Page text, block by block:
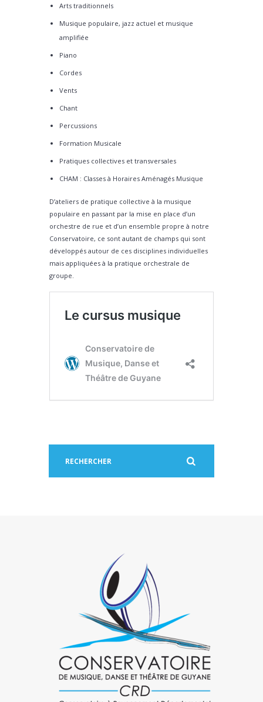
Arts traditionnels
Musique populaire, jazz actuel et musique
amplifiée
Piano
Cordes
Vents
Chant
Percussions
Formation Musicale
Pratiques collectives et transversales
CHAM : Classes à Horaires Aménagés Musique
D’ateliers de pratique collective à la musique
populaire en passant par la mise en place d’un
orchestre de rue et d’un ensemble propre à notre
Conservatoire, ce sont autant de champs qui sont
développés autour de ces disciplines individuelles
mais appliquées à la pratique orchestrale de
groupe.